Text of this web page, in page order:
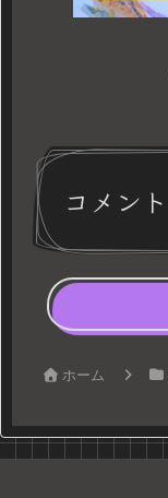
コメント
ホーム